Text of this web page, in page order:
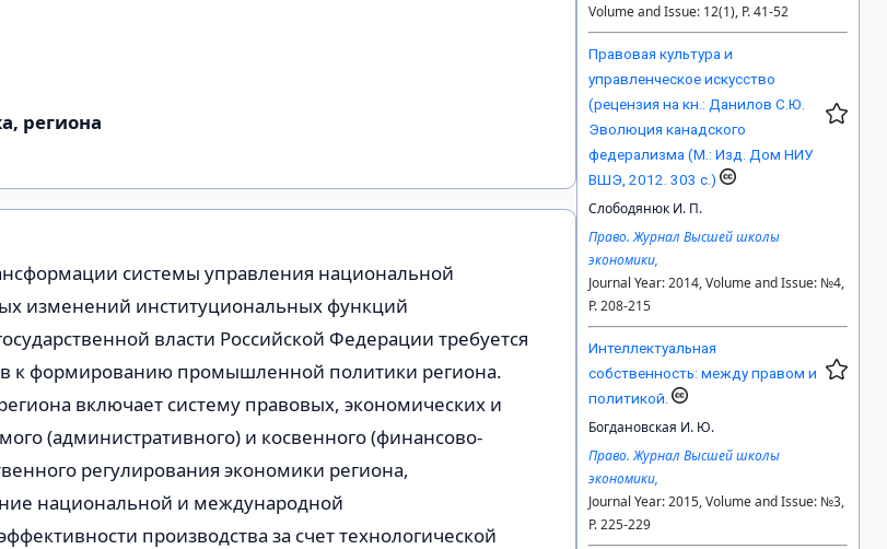
региона
системы управления национальной
изменений институциональных функций
власти Российской Федерации требуется
к формированию промышленной политики региона.
включает систему правовых, экономических и
(административного) и косвенного (финансово-
регулирования экономики региона,
национальной и международной
производства за счет технологической
Volume and Issue: 12(1), P. 41-52
Правовая культура и
управленческое искусство
(рецензия на кн.: Данилов С.Ю.
Эволюция канадского
федерализма (М.: Изд. Дом НИУ
ВШЭ, 2012. 303 с.)
Слободянюк И. П.
Право. Журнал Высшей школы
экономики,
Journal Year: 2014, Volume and Issue: №4,
P. 208-215
Интеллектуальная
собственность: между правом и
политикой.
Богдановская И. Ю.
Право. Журнал Высшей школы
экономики,
Journal Year: 2015, Volume and Issue: №3,
P. 225-229